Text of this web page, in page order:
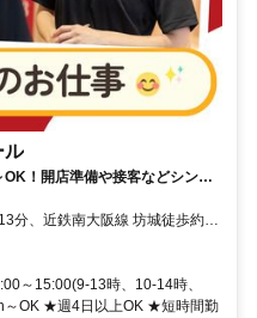
ル
！開店準備や接客などシンプ
分、近鉄南大阪線 坊城徒歩約14
歩約15分
～15:00(9-13時、10-14時、
OK ★週4日以上OK ★短時間勤